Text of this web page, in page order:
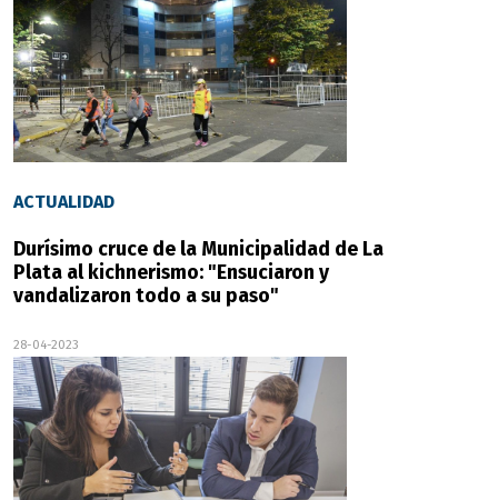
ACTUALIDAD
Durísimo cruce de la Municipalidad de La
Plata al kichnerismo: "Ensuciaron y
vandalizaron todo a su paso"
28-04-2023